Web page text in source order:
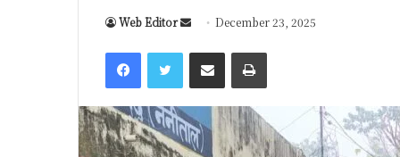
Web Editor
d
a
n
e
December 23, 2025
Facebook